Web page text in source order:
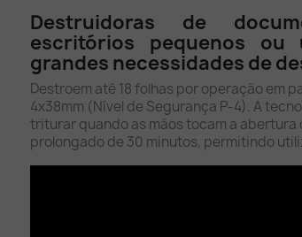
Destruidoras de
escritórios pequenos ou
grandes necessidades de
Destroem até 18 folhas por operação em
4x38mm (Nível de Segurança P-4). A
triturar quando as mãos tocam a abertura
prolongado de 30 minutos, permitindo